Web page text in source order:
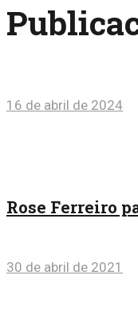
16 de abril de 2024
Rose Ferreiro
30 de abril de 2021